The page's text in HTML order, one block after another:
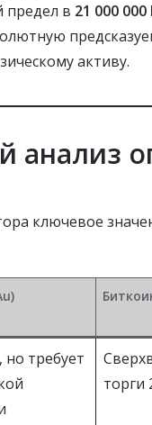
предел в 21 000 000
активу.
анализ
ключевое
но требует
торги